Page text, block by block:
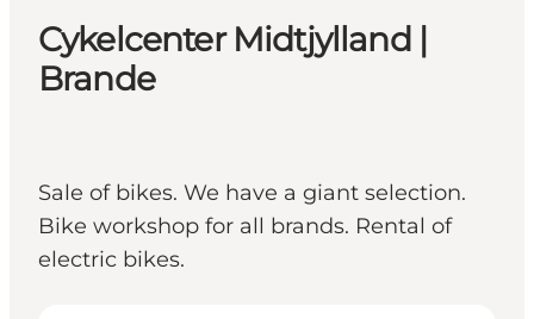
Cykelcenter Midtjylland |
Brande
Sale of bikes. We have a giant selection.
Bike workshop for all brands. Rental of
electric bikes.